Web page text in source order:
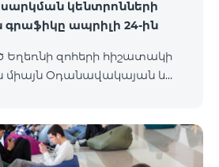
կենտրոնների
ապրիլի 24-ին
Եղեռնի զոհերի հիշատակի
միայն Օդանավակայան և
կենտրոնները կլինեն